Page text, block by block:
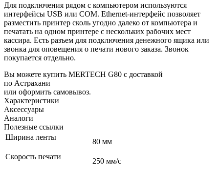
Для подключения рядом с компьютером используются
интерфейсы USB или COM. Ethernet-интерфейс позволяет
разместить принтер сколь угодно далеко от компьютера и
печатать на одном принтере с нескольких рабочих мест
кассира. Есть разъем для подключения денежного ящика или
звонка для оповещения о печати нового заказа. Звонок
покупается отдельно.
Вы можете купить MERTECH G80 с доставкой
по Астрахани
или оформить самовывоз.
Характеристики
Аксессуары
Аналоги
Полезные ссылки
Ширина ленты
80 мм
Скорость печати
250 мм/с